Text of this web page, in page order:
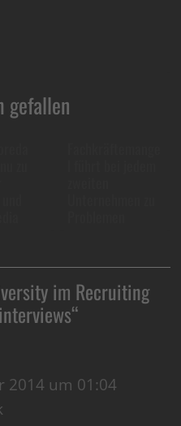
gefallen
im Recruiting
“
2014 um 01:04